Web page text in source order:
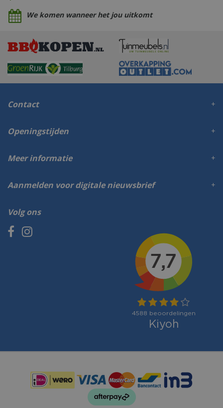
We komen wanneer het jou uitkomt
Contact
Volg ons
Openingstijden
Meer informatie
Aanmelden voor digitale nieuwsbrief